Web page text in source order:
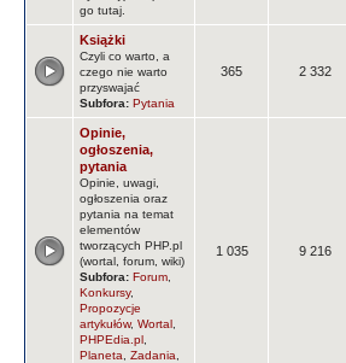
go tutaj.
Książki
Czyli co warto, a
czego nie warto
przyswajać
Subfora: Pytania
365 2 332
Opinie,
ogłoszenia,
pytania
Opinie, uwagi,
ogłoszenia oraz
pytania na temat
elementów
tworzących PHP.pl
(wortal, forum, wiki)
Subfora: Forum
Konkursy,
Propozycje
artykułów, Wortal
PHPEdia.pl
Planeta
Zadania
1 035 9 216